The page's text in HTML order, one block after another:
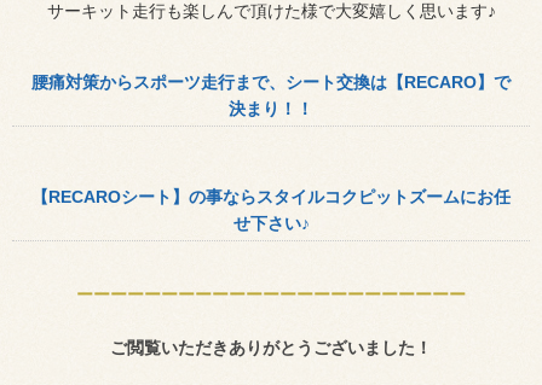
サーキット走行も楽しんで頂けた様で大変嬉しく思います♪
腰痛対策からスポーツ走行まで、シート交換は【RECARO】で
決まり！！
【RECAROシート】の事ならスタイルコクピットズームにお任
せ下さい♪
ーーーーーーーーーーーーーーーーーーーーーーー
ご閲覧いただきありがとうございました！